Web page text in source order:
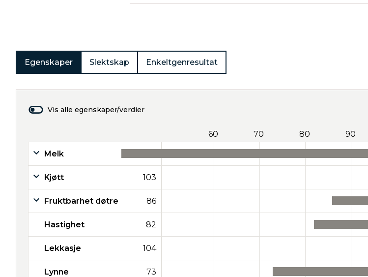
Egenskaper Slektskap Enkeltgenresultat
Vis alle egenskaper/verdier
60 70 80 90
Melk
Kjøtt 103
Fruktbarhet døtre 86
Hastighet 82
Lekkasje 104
Lynne 73